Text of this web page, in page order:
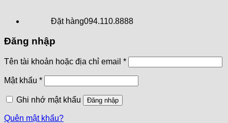
Đặt hàng094.110.8888
Đăng nhập
Tên tài khoản hoặc địa chỉ email *
Mật khẩu *
Ghi nhớ mật khẩu Đăng nhập
Quên mật khẩu?